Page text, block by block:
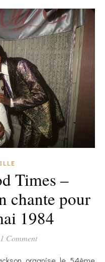
Times –
chante pour
1984
1 Comment